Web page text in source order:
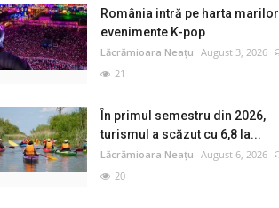
România intră pe harta marilor
evenimente K-pop
Lăcrămioara Neațu August 3, 2026
21
În primul semestru din 2026,
turismul a scăzut cu 6,8 la...
Lăcrămioara Neațu August 6, 2026
20